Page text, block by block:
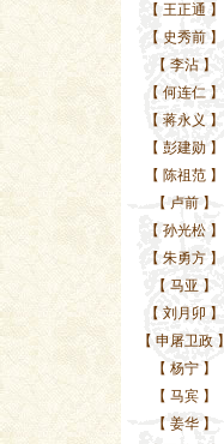
【 王正通 】
【 史秀前】
【 李沾】
【 何连仁】
【 蒋永义 】
【 彭建勋】
【 陈祖范】
【 卢前】
【 孙光松】
【 朱勇方】
【 马亚 】
【 刘月卯 】
【 申屠卫政】
【 杨宁】
【 马宾】
【 姜华】